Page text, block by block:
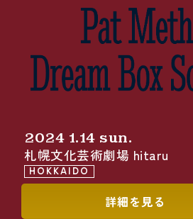
2024 1.14 sun.
札幌文化芸術劇場 hitaru
HOKKAIDO
詳細を見る